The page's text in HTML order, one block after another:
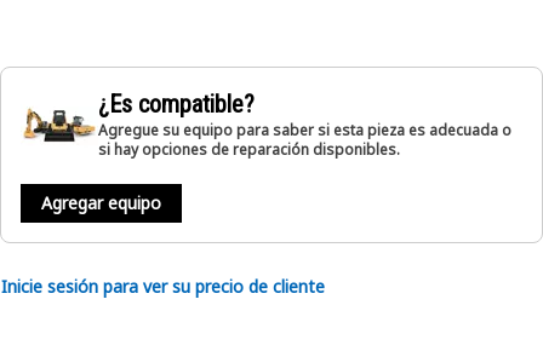
¿Es compatible?
Agregue su equipo para saber si esta pieza es adecuada o
si hay opciones de reparación disponibles.
Agregar equipo
Inicie sesión para ver su precio de cliente